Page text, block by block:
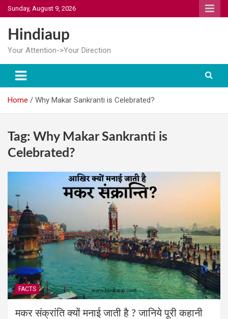
Skip
to
content
Sunday, August 9, 2026
Hindiaup
Your Attention->Your Direction
Home Why Makar Sankranti is Celebrated?
Tag: Why Makar Sankranti is
Celebrated?
FACTS
मकर संक्रांति क्यों मनाई जाती है ? जानिये पूरी कहानी